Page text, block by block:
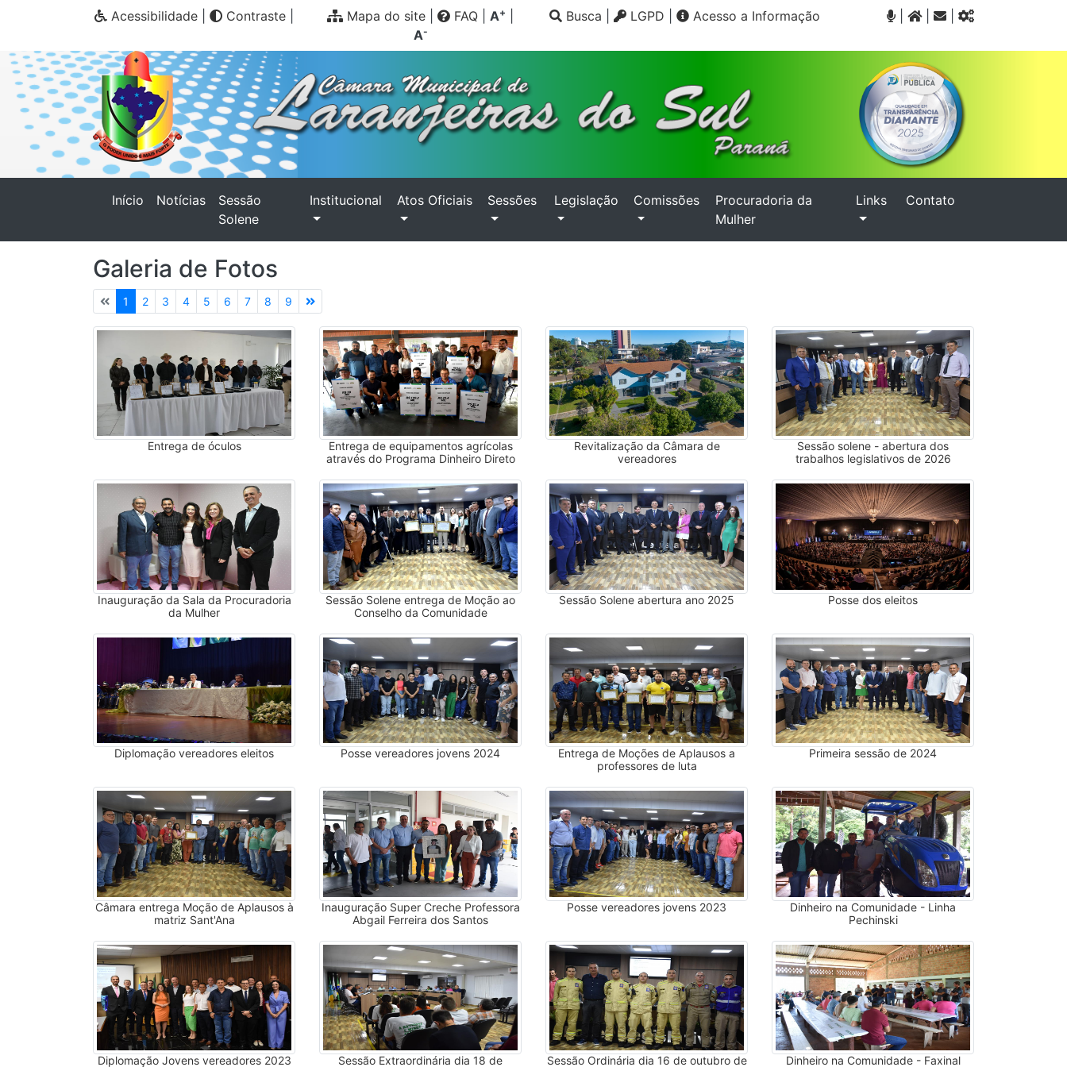
Acessibilidade Contraste Mapa do site FAQ A+
A-
Busca LGPD Acesso a Informação |
Início (current)
Notícias
Sessão
Solene
Institucional Atos Oficiais Sessões Legislação Comissões
Procuradoria da
Mulher
Links Contato
Galeria de Fotos
1 2 3 4 5 6 7 8 9
Entrega de óculos
Entrega de equipamentos agrícolas
através do Programa Dinheiro Direto
Revitalização da Câmara de
vereadores
Sessão solene - abertura dos
trabalhos legislativos de 2026
Inauguração da Sala da Procuradoria
da Mulher
Sessão Solene entrega de Moção ao
Conselho da Comunidade
Sessão Solene abertura ano 2025 Posse dos eleitos
Diplomação vereadores eleitos Posse vereadores jovens 2024
Entrega de Moções de Aplausos a
professores de luta
Primeira sessão de 2024
Câmara entrega Moção de Aplausos à
matriz Sant'Ana
Inauguração Super Creche Professora
Abgail Ferreira dos Santos
Posse vereadores jovens 2023
Dinheiro na Comunidade - Linha
Pechinski
Diplomação Jovens vereadores 2023
Sessão Extraordinária dia 18 de
Sessão Ordinária dia 16 de outubro de
Dinheiro na Comunidade - Faxinal